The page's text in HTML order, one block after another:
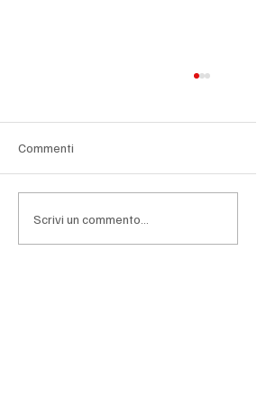
Commenti
Scrivi un commento...